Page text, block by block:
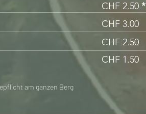
CHF 2.50 *
CHF 3.00
CHF 2.50
CHF 1.50
am ganzen Berg